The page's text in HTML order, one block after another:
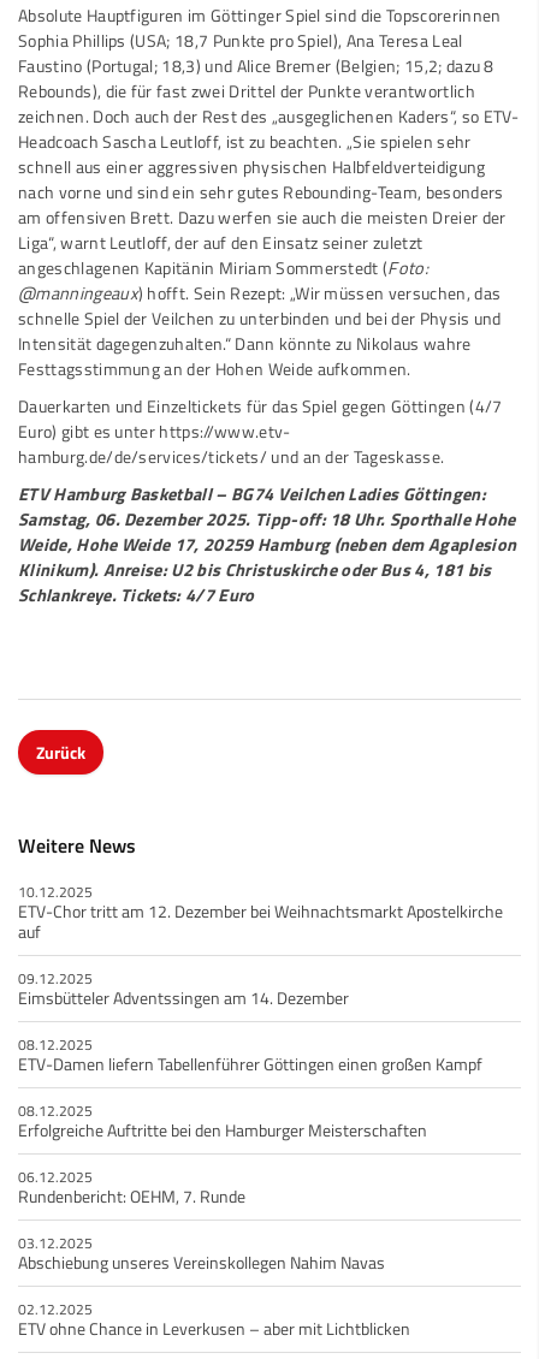
Absolute Hauptfiguren im Göttinger Spiel sind die Topscorerinnen
Sophia Phillips (USA; 18,7 Punkte pro Spiel), Ana Teresa Leal
Faustino (Portugal; 18,3) und Alice Bremer (Belgien; 15,2; dazu 8
Rebounds), die für fast zwei Drittel der Punkte verantwortlich
zeichnen. Doch auch der Rest des „ausgeglichenen Kaders“, so ETV-
Headcoach Sascha Leutloff, ist zu beachten. „Sie spielen sehr
schnell aus einer aggressiven physischen Halbfeldverteidigung
nach vorne und sind ein sehr gutes Rebounding-Team, besonders
am offensiven Brett. Dazu werfen sie auch die meisten Dreier der
Liga“, warnt Leutloff, der auf den Einsatz seiner zuletzt
angeschlagenen Kapitänin Miriam Sommerstedt (Foto:
@manningeaux) hofft. Sein Rezept: „Wir müssen versuchen, das
schnelle Spiel der Veilchen zu unterbinden und bei der Physis und
Intensität dagegenzuhalten.“ Dann könnte zu Nikolaus wahre
Festtagsstimmung an der Hohen Weide aufkommen.
Dauerkarten und Einzeltickets für das Spiel gegen Göttingen (4/7
Euro) gibt es unterhttps://www.etv-
hamburg.de/de/services/tickets/und an der Tageskasse.
ETV Hamburg Basketball – BG74 Veilchen Ladies Göttingen:
Samstag, 06. Dezember 2025. Tipp-off: 18 Uhr. Sporthalle Hohe
Weide, Hohe Weide 17, 20259 Hamburg (neben dem Agaplesion
Klinikum). Anreise: U2 bis Christuskirche oder Bus 4, 181 bis
Schlankreye. Tickets: 4/7 Euro
Zurück
Weitere News
10.12.2025
ETV-Chor tritt am 12. Dezember bei Weihnachtsmarkt Apostelkirche
auf
09.12.2025
Eimsbütteler Adventssingen am 14. Dezember
08.12.2025
ETV-Damen liefern Tabellenführer Göttingen einen großen Kampf
08.12.2025
Erfolgreiche Auftritte bei den Hamburger Meisterschaften
06.12.2025
Rundenbericht: OEHM, 7. Runde
03.12.2025
Abschiebung unseres Vereinskollegen Nahim Navas
02.12.2025
ETV ohne Chance in Leverkusen – aber mit Lichtblicken